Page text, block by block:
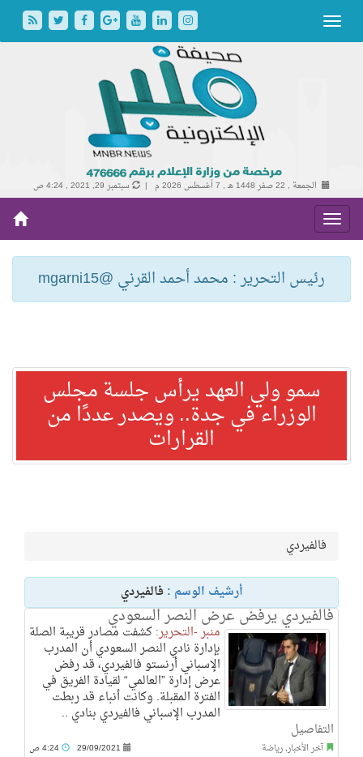
الجمعة , 22 صفر 1448 هـ , 7 أغسطس 2026 م | سبتمبر 29, 2021 , 4:24 ص
رئيس التحرير : محمد أحمد القرني @mgarni15
سمو ولي العهد يرأس جلسة مجلس
الوزراء في جدة.. ويصدر عددًا من
القرارات
فالفيردي
أرشيف الوسم :فالفيردي
فالفيردي يرفض عرض النصر السعودي
منبر -التحرير:كشفت مصادر قريبة الصلة
بإدارة نادي النصر السعودي أن المدرب
الإسباني أرنستو فالفيردي، قد رفض
عرض إدارة ”العالمي“ لقيادة الفريق في
الفترة المقبلة. وكانت أنباء قد ربطت
المدرب الإسباني فالفيردي بنادي ..
التفاصيل
آخر الأخبار, رياضة 29/09/2021